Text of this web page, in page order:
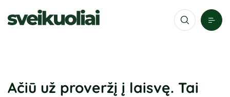
Ačiū už proveržį į laisvę. Tai